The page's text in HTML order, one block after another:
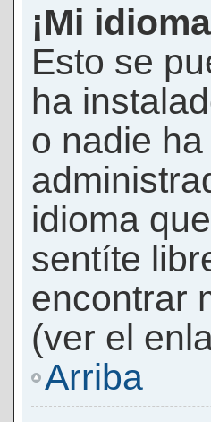
¡Mi
Esto se
ha
o nadie
idioma
sentíte
encontrar
(ver el
Arriba